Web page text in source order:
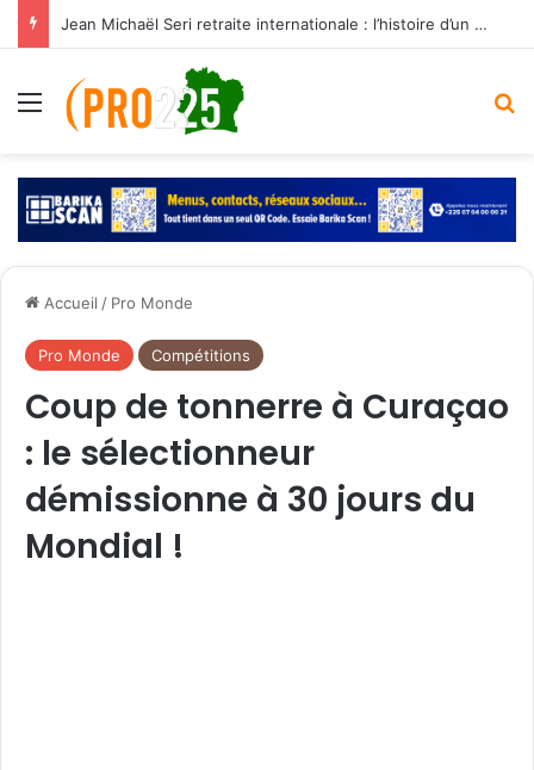
Jean Michaël Seri retraite internationale : l’histoire d’un maestro qui a marqué les Éléphants
Menu
Accueil / Pro Monde
Pro Monde Compétitions
Coup de tonnerre à Curaçao
: le sélectionneur
démissionne à 30 jours du
Mondial !